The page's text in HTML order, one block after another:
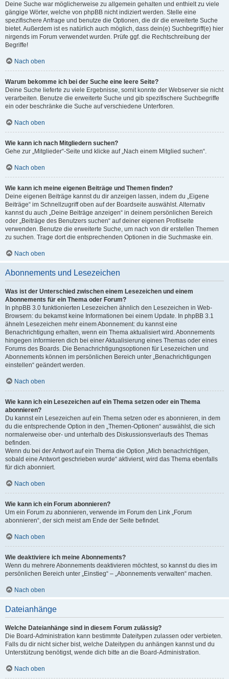
Deine Suche war möglicherweise zu allgemein gehalten und enthielt zu viele
gängige Wörter, welche von phpBB nicht indiziert werden. Stelle eine
spezifischere Anfrage und benutze die Optionen, die dir die erweiterte Suche
bietet. Außerdem ist es natürlich auch möglich, dass dein(e) Suchbegriff(e) hier
nirgends im Forum verwendet wurden. Prüfe ggf. die Rechtschreibung der
Begriffe!
Nach oben
Warum bekomme ich bei der Suche eine leere Seite?
Deine Suche lieferte zu viele Ergebnisse, somit konnte der Webserver sie nicht
verarbeiten. Benutze die erweiterte Suche und gib spezifischere Suchbegriffe
ein oder beschränke die Suche auf verschiedene Unterforen.
Nach oben
Wie kann ich nach Mitgliedern suchen?
Gehe zur „Mitglieder“-Seite und klicke auf „Nach einem Mitglied suchen“.
Nach oben
Wie kann ich meine eigenen Beiträge und Themen finden?
Deine eigenen Beiträge kannst du dir anzeigen lassen, indem du „Eigene
Beiträge“ im Schnellzugriff oben auf der Boardseite auswählst. Alternativ
kannst du auch „Deine Beiträge anzeigen“ in deinem persönlichen Bereich
oder „Beiträge des Benutzers suchen“ auf deiner eigenen Profilseite
verwenden. Benutze die erweiterte Suche, um nach von dir erstellen Themen
zu suchen. Trage dort die entsprechenden Optionen in die Suchmaske ein.
Nach oben
Abonnements und Lesezeichen
Was ist der Unterschied zwischen einem Lesezeichen und einem
Abonnements für ein Thema oder Forum?
In phpBB 3.0 funktionierten Lesezeichen ähnlich den Lesezeichen in Web-
Browsern: du bekamst keine Informationen bei einem Update. In phpBB 3.1
ähneln Lesezeichen mehr einem Abonnement: du kannst eine
Benachrichtigung erhalten, wenn ein Thema aktualisiert wird. Abonnements
hingegen informieren dich bei einer Aktualisierung eines Themas oder eines
Forums des Boards. Die Benachrichtigungsoptionen für Lesezeichen und
Abonnements können im persönlichen Bereich unter „Benachrichtigungen
einstellen“ geändert werden.
Nach oben
Wie kann ich ein Lesezeichen auf ein Thema setzen oder ein Thema
abonnieren?
Du kannst ein Lesezeichen auf ein Thema setzen oder es abonnieren, in dem
du die entsprechende Option in den „Themen-Optionen“ auswählst, die sich
normalerweise ober- und unterhalb des Diskussionsverlaufs des Themas
befinden.
Wenn du bei der Antwort auf ein Thema die Option „Mich benachrichtigen,
sobald eine Antwort geschrieben wurde“ aktivierst, wird das Thema ebenfalls
für dich abonniert.
Nach oben
Wie kann ich ein Forum abonnieren?
Um ein Forum zu abonnieren, verwende im Forum den Link „Forum
abonnieren“, der sich meist am Ende der Seite befindet.
Nach oben
Wie deaktiviere ich meine Abonnements?
Wenn du mehrere Abonnements deaktivieren möchtest, so kannst du dies im
persönlichen Bereich unter „Einstieg“ – „Abonnements verwalten“ machen.
Nach oben
Dateianhänge
Welche Dateianhänge sind in diesem Forum zulässig?
Die Board-Administration kann bestimmte Dateitypen zulassen oder verbieten.
Falls du dir nicht sicher bist, welche Dateitypen du anhängen kannst und du
Unterstützung benötigst, wende dich bitte an die Board-Administration.
Nach oben